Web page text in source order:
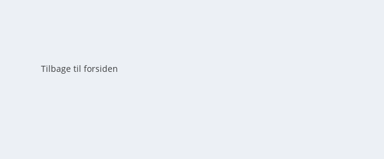
Tilbage til forsiden